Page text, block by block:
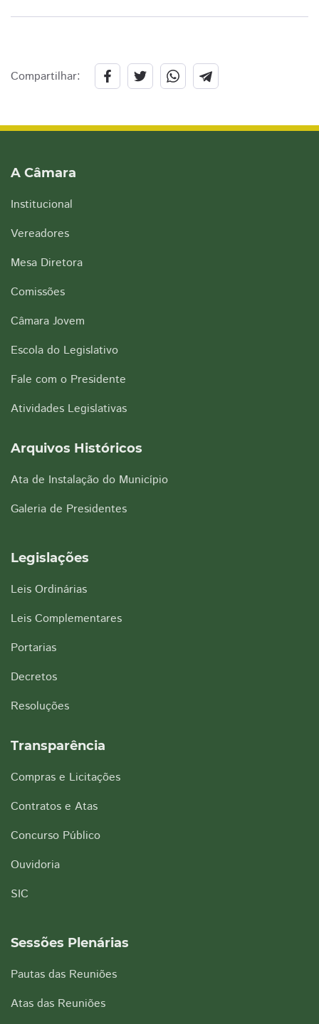
Compartilhar:
A Câmara
Institucional
Vereadores
Mesa Diretora
Comissões
Câmara Jovem
Escola do Legislativo
Fale com o Presidente
Atividades Legislativas
Arquivos Históricos
Ata de Instalação do Município
Galeria de Presidentes
Legislações
Leis Ordinárias
Leis Complementares
Portarias
Decretos
Resoluções
Transparência
Compras e Licitações
Contratos e Atas
Concurso Público
Ouvidoria
SIC
Sessões Plenárias
Pautas das Reuniões
Atas das Reuniões